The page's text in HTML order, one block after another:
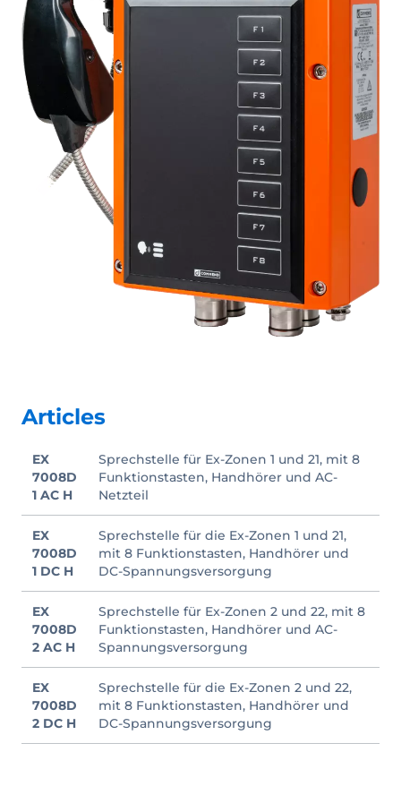
Articles
EX
7008D
1 AC H
Sprechstelle für Ex-Zonen 1 und 21, mit 8
Funktionstasten, Handhörer und AC-
Netzteil
EX
7008D
1 DC H
Sprechstelle für die Ex-Zonen 1 und 21,
mit 8 Funktionstasten, Handhörer und
DC-Spannungsversorgung
EX
7008D
2 AC H
Sprechstelle für Ex-Zonen 2 und 22, mit 8
Funktionstasten, Handhörer und AC-
Spannungsversorgung
EX
7008D
2 DC H
Sprechstelle für die Ex-Zonen 2 und 22,
mit 8 Funktionstasten, Handhörer und
DC-Spannungsversorgung